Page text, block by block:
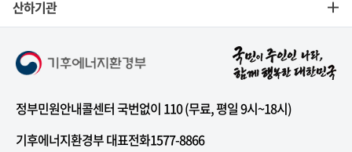
산하기관
정부민원안내콜센터 국번없이 110 (무료, 평일 9시~18시)
기후에너지환경부 대표전화1577-8866